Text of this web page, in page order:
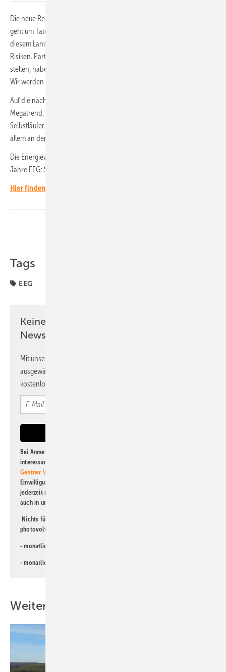
Die neue Regierung hat es in der Hand, ihre Eignung zu beweisen. Es
geht um Taten, nicht um Worte. Es geht um Politik für die Menschen in
diesem Land. Die Klimakrise birgt enorme ökonomische und soziale
Risiken. Parteien, die sich dieser Aufgabe nicht oder ungenügend
stellen, haben keine Zukunft. Sie werden ausgeschwitzt wie die FDP.
Wir werden es erleben.
Auf die nächsten 25 Jahre! Die Energiewende ist ein globaler
Megatrend, der sich nicht mehr stoppen lässt. Aber sie ist kein
Selbstläufer. Noch sind die Widerstände stark, die sich weltweit vor
allem an den extremen Rändern der Gesellschaft sammeln.
Die Energiewende wird von Optimisten gemacht, jeden Tag neu. 25
Jahre EEG: Sage niemand, es gäbe keinen Grund zur Hoffnung!
Hier finden Sie alle Blogs des Chefredakteurs und seiner Gäste.
Tags
EEG
Keine Zeit? Kein Problem mit dem PV
Newsletter!
Mit unserem Newsletter erhalten Sie regelmäßig von uns
ausgewählte Informationen und Neuigkeiten, gebündelt und
kostenlos direkt ins Postfach.
Bei Anmeldung zu diesem Newsletter bin ich damit einverstanden, über
interessante Verlags- und Online-Angebote
Gentner Verlag GmbH & Co. KG
Einwilligung kann ich jederzeit widerrufen und eine Abmeldung ist
jederzeit möglich. Informationen zum Umgang mit Daten finden Sie
auch in unserer
Nichts für Sie dabei? Dann lesen Sie doch einen unserer weiteren
photovoltaik-Newsletter!
- monatlicher
- monatlicher
Weitere Inhalte